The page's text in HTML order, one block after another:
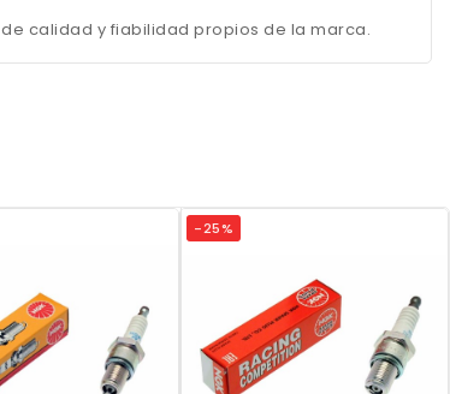
calidad y fiabilidad propios de la marca.
-25%